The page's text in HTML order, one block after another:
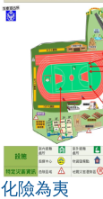
化險為夷